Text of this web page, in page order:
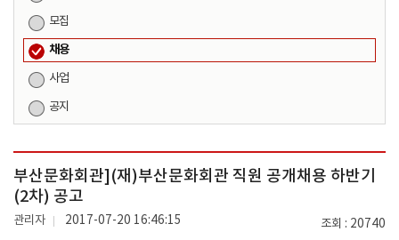
모집
채용
사업
공지
부산문화회관](재)부산문화회관 직원 공개채용 하반기
(2차) 공고
조회 20740
관리자 2017-07-20 16:46:15